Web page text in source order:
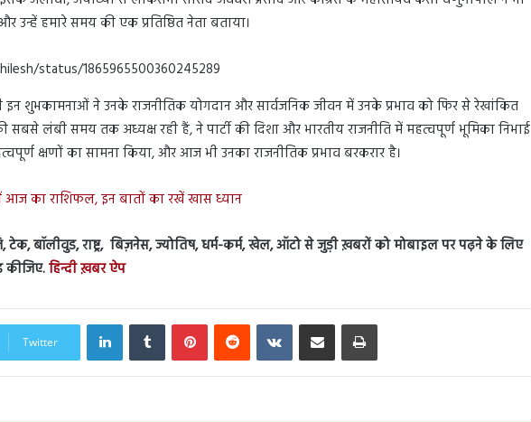
उन्हें हमारे समय की एक प्रतिष्ठित नेता बताया।
status/1865965500360245289
इन शुभकामनाओं ने उनके राजनीतिक योगदान और सार्वजनिक जीवन में उनके प्रभाव को फिर से रेखांकित
सबसे लंबी समय तक अध्यक्ष रही हैं, ने पार्टी की दिशा और भारतीय राजनीति में महत्वपूर्ण भूमिका निभाई
क्षणों का सामना किया, और आज भी उनका राजनीतिक प्रभाव बरकरार है।
आज का राशिफल, इन बातों का रखें खास ध्यान
टेक, बॉलीवुड, राष्ट्र, बिज़नेस, ज्योतिष, धर्म-कर्म, खेल, ऑटो से जुड़ी ख़बरों को मोबाइल पर पढ़ने के लिए
कीजिए.हिन्दी ख़बर ऐप
Twitter
LinkedInTumblr PinterestReddit VKontakteShare via Email Print